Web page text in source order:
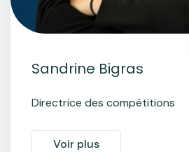
Sandrine Bigras
Directrice des compétitions
Voir plus